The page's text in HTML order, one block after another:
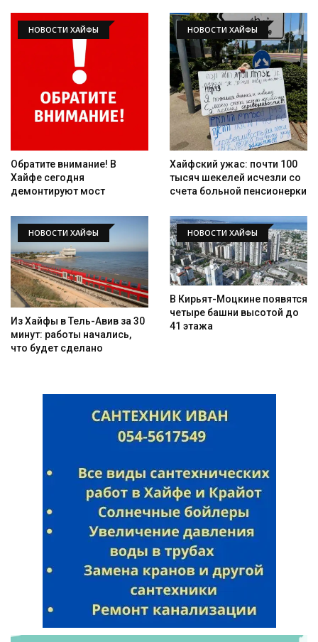
НОВОСТИ ХАЙФЫ
Обратите внимание! В
Хайфе сегодня
демонтируют мост
НОВОСТИ ХАЙФЫ
Хайфский ужас: почти 100
тысяч шекелей исчезли со
счета больной пенсионерки
НОВОСТИ ХАЙФЫ
Из Хайфы в Тель-Авив за 30
минут: работы начались,
что будет сделано
НОВОСТИ ХАЙФЫ
В Кирьят-Моцкине появятся
четыре башни высотой до
41 этажа